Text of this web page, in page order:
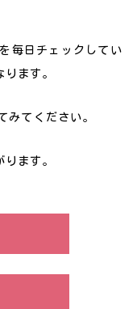
毎日チェックしてい
ます。
みてください。
ます。